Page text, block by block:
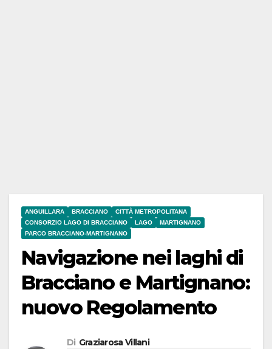
ANGUILLARA BRACCIANO
CITTÀ METROPOLITANA
CONSORZIO LAGO DI BRACCIANO
LAGO
MARTIGNANO
PARCO BRACCIANO-MARTIGNANO
Navigazione nei laghi di
Bracciano e Martignano:
nuovo Regolamento
Di Graziarosa Villani